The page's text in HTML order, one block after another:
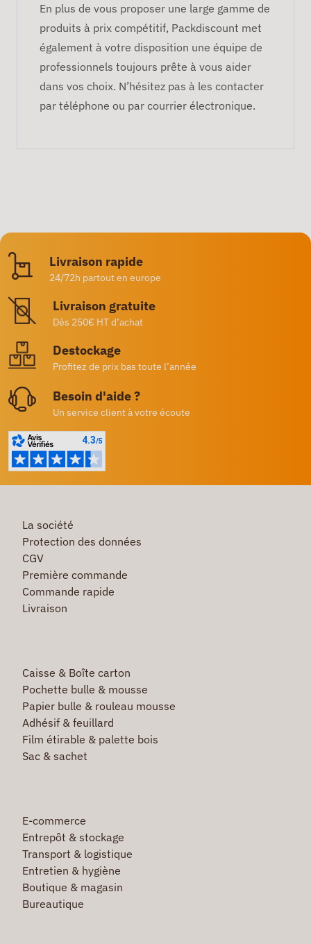
En plus de vous proposer une large gamme de
produits à prix compétitif, Packdiscount met
également à votre disposition une équipe de
professionnels toujours prête à vous aider
dans vos choix. N’hésitez pas à les contacter
par téléphone ou par courrier électronique.
Livraison rapide
24/72h partout en europe
Livraison gratuite
Dès 250€ HT d’achat
Destockage
Profitez de prix bas toute l’année
Besoin d'aide ?
Un service client à votre écoute
La société
Protection des données
CGV
Première commande
Commande rapide
Livraison
Caisse & Boîte carton
Pochette bulle & mousse
Papier bulle & rouleau mousse
Adhésif & feuillard
Film étirable & palette bois
Sac & sachet
E-commerce
Entrepôt & stockage
Transport & logistique
Entretien & hygiène
Boutique & magasin
Bureautique